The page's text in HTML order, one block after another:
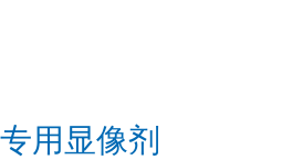
用显像剂